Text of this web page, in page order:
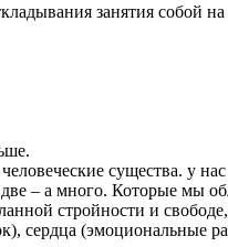
занятия собой
существа. у
– а много. Которые мы
стройности и свободе,
сердца (эмоциональные